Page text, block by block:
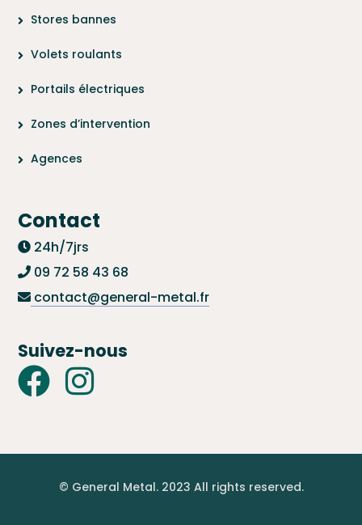
Stores bannes
Volets roulants
Portails électriques
Zones d’intervention
Agences
Contact
24h/7jrs
09 72 58 43 68
contact@general-metal.fr
Suivez-nous
© General Metal. 2023 All rights reserved.